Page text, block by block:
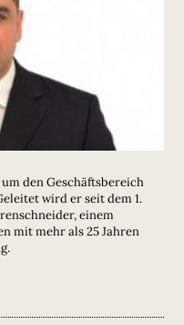
den Geschäftsbereich
wird er seit dem 1.
einem
mit mehr als 25 Jahren